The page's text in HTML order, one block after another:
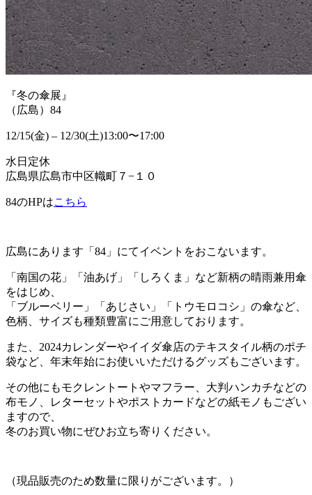
『冬の傘展』
（広島）84
12/15(金) – 12/30(土)13:00〜17:00
水日定休
広島県広島市中区幟町７−１０
84のHPはこちら
広島にあります「84」にてイベントをおこないます。
「南国の花」「油あげ」「しろくま」など新柄の晴雨兼用傘
をはじめ、
「ブルーベリー」「あじさい」「トウモロコシ」の傘など、
色柄、サイズも種類豊富にご用意しております。
また、2024カレンダーやイイダ傘店のテキスタイル柄のポチ
袋など、年末年始にお使いいただけるグッズもございます。
その他にもモクレントートやマフラー、大判ハンカチなどの
布モノ、レターセットやポストカードなどの紙モノもござい
ますので、
冬のお買い物にぜひお立ち寄りください。
（現品販売のため数量に限りがございます。）